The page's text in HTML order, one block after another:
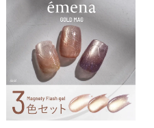
person 新規会員登録